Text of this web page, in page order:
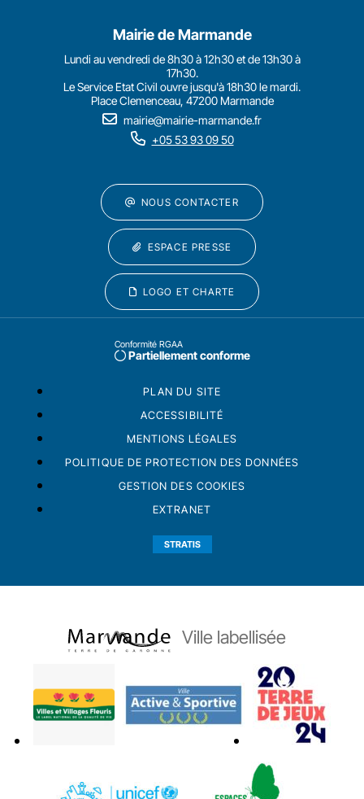
Mairie de Marmande
Lundi au vendredi de 8h30 à 12h30 et de 13h30 à
17h30.
Le Service Etat Civil ouvre jusqu'à 18h30 le mardi.
Place Clemenceau, 47200 Marmande
mairie@mairie-marmande.fr
+05 53 93 09 50
NOUS CONTACTER
ESPACE PRESSE
LOGO ET CHARTE
Conformité RGAA
Partiellement conforme
PLAN DU SITE
ACCESSIBILITÉ
MENTIONS LÉGALES
POLITIQUE DE PROTECTION DES DONNÉES
GESTION DES COOKIES
EXTRANET
STRATIS
Ville labellisée